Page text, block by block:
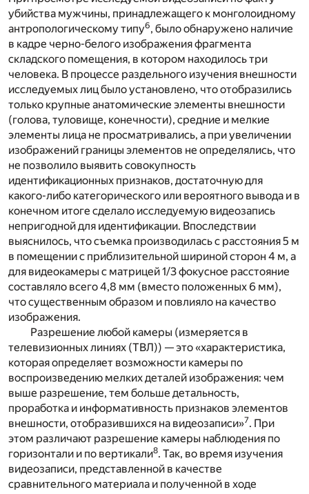
убийства мужчины, принадлежащего к монголоидному
антропологическому типу6, было обнаружено наличие
в кадре черно-белого изображения фрагмента
складского помещения, в котором находилось три
человека. В процессе раздельного изучения внешности
исследуемых лиц было установлено, что отобразились
только крупные анатомические элементы внешности
(голова, туловище, конечности), средние и мелкие
элементы лица не просматривались, а при увеличении
изображений границы элементов не определялись, что
не позволило выявить совокупность
идентификационных признаков, достаточную для
какого-либо категорического или вероятного вывода и в
конечном итоге сделало исследуемую видеозапись
непригодной для идентификации. Впоследствии
выяснилось, что съемка производилась с расстояния 5 м
в помещении с приблизительной шириной сторон 4 м, а
для видеокамеры с матрицей 1/3 фокусное расстояние
составляло всего 4,8 мм (вместо положенных 6 мм),
что существенным образом и повлияло на качество
изображения.
Разрешение любой камеры (измеряется в
телевизионных линиях (ТВЛ)) — это «характеристика,
которая определяет возможности камеры по
воспроизведению мелких деталей изображения: чем
выше разрешение, тем больше детальность,
проработка и информативность признаков элементов
внешности, отобразившихся на видеозаписи»7. При
этом различают разрешение камеры наблюдения по
горизонтали и по вертикали8. Так, во время изучения
видеозаписи, представленной в качестве
сравнительного материала и полученной в ходе